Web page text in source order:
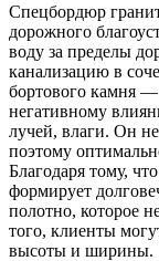
Спецбордюр
дорожного
воду за пределы
канализацию в
бортового камня
негативному
лучей, влаги. Он
поэтому
Благодаря тому,
формирует
полотно, которое
того, клиенты
высоты и ширины.